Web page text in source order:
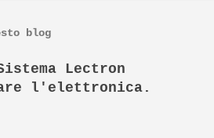
blog
Lectron
l'elettronica.